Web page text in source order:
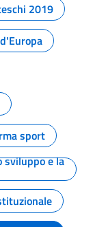
2019
sport
sviluppo e la